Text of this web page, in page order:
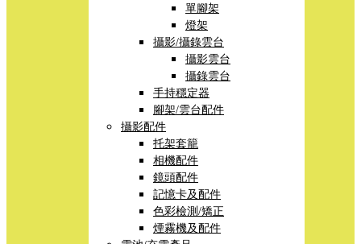
單腳架
燈架
攝影/攝錄雲台
攝影雲台
攝錄雲台
手持穩定器
腳架/雲台配件
攝影配件
托架套籠
相機配件
鏡頭配件
記憶卡及配件
色彩檢測/矯正
煙霧機及配件